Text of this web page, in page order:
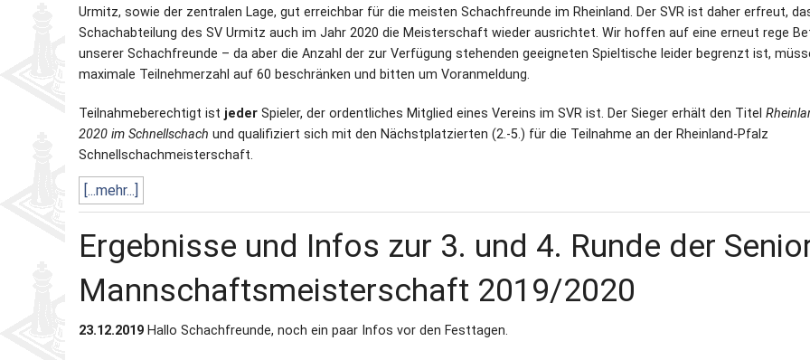
Urmitz, sowie der zentralen Lage, gut erreichbar für die meisten Schachfreunde im Rheinland. Der SVR ist daher erfreut,
Schachabteilung des SV Urmitz auch im Jahr 2020 die Meisterschaft wieder ausrichtet. Wir hoffen auf eine erneut rege
unserer Schachfreunde – da aber die Anzahl der zur Verfügung stehenden geeigneten Spieltische leider begrenzt ist,
maximale Teilnehmerzahl auf 60 beschränken und bitten um Voranmeldung.
Teilnahmeberechtigt ist jeder Spieler, der ordentliches Mitglied eines Vereins im SVR ist. Der Sieger erhält den Titel
2020 im Schnellschach und qualifiziert sich mit den Nächstplatzierten (2.-5.) für die Teilnahme an der Rheinland-Pfalz
Schnellschachmeisterschaft.
[...mehr...]
Ergebnisse und Infos zur 3. und 4. Runde der
Mannschaftsmeisterschaft 2019/2020
23.12.2019 Hallo Schachfreunde, noch ein paar Infos vor den Festtagen.